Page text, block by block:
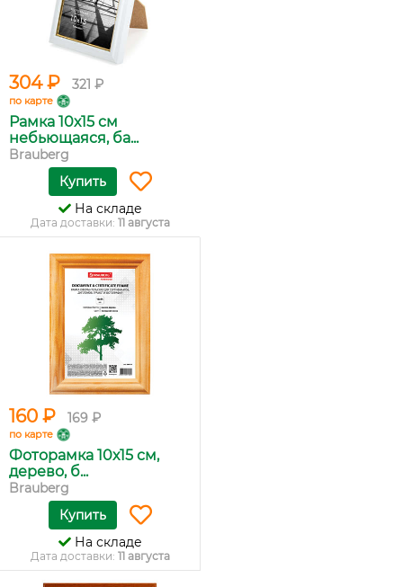
304 ₽ 321 ₽
по карте
Рамка 10х15 см
небьющаяся, ба...
Brauberg
Купить
На складе
Дата доставки: 11 августа
160 ₽ 169 ₽
по карте
Фоторамка 10х15 см,
дерево, б...
Brauberg
Купить
На складе
Дата доставки: 11 августа